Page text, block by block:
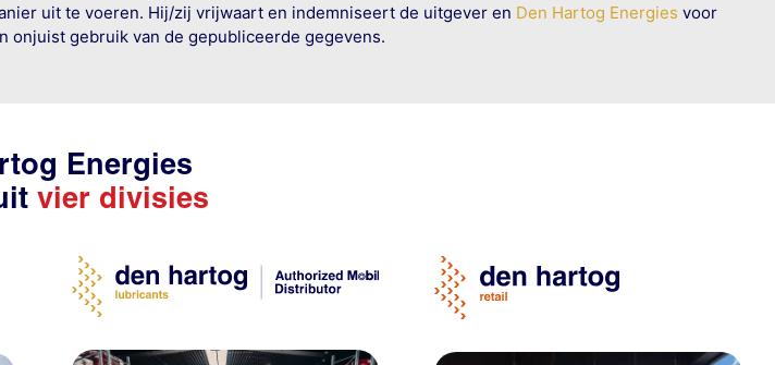
uit te voeren. Hij/zij vrijwaart en indemniseert de uitgever en Den Hartog Energies voor
onjuist gebruik van de gepubliceerde gegevens.
Energies
vier divisies